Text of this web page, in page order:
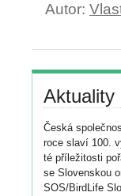
Autor:
Aktuality
Česká
roce slaví 100.
té příležitosti
se Slovenskou
SOS/BirdLife